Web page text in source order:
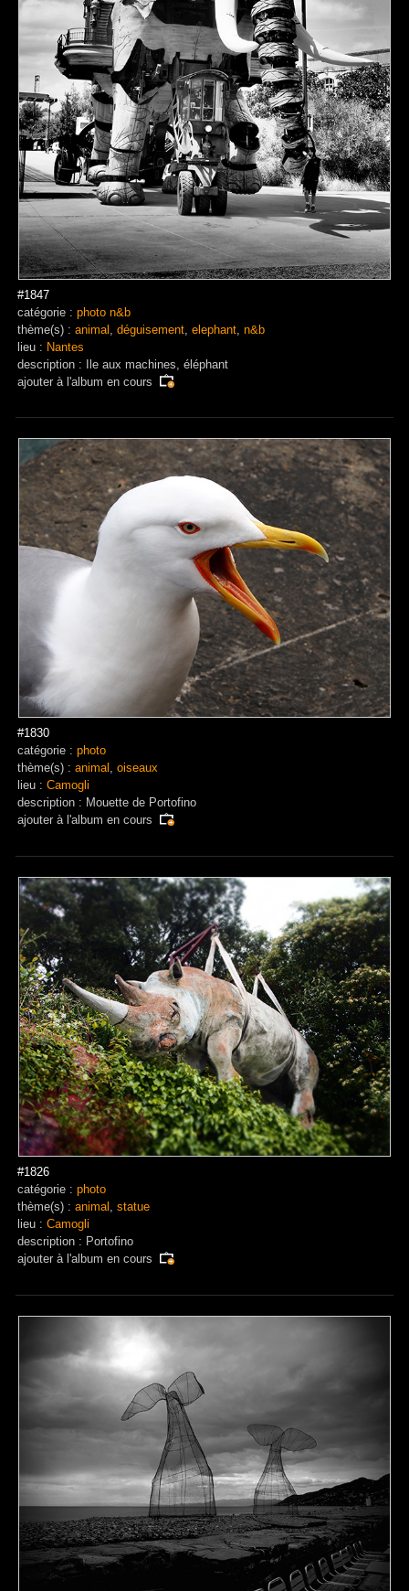
#1847
catégorie : photo n&b
thème(s) : animal déguisement elephant n&b
lieu : Nantes
description : Ile aux machines, éléphant
ajouter à l'album en cours
#1830
catégorie : photo
thème(s) : animal , oiseaux
lieu : Camogli
description : Mouette de Portofino
ajouter àl'album en cours
#1826
catégorie : photo
thème(s) : animal , statue
lieu : Camogli
description : Portofino
ajouter àl'album en cours